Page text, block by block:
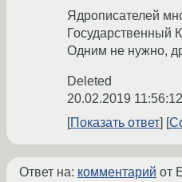
Ядрописателей
Государственный
Одним не нужно,
Deleted
20.02.2019
Показать ответ
Ответ на: комментарий от